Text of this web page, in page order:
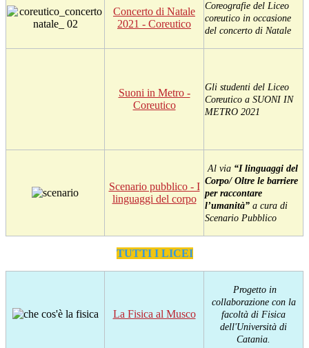
Concerto di Natale
2021 - Coreutico
Coreografie del Liceo
coreutico in occasione
del concerto di Natale
Suoni in Metro -
Coreutico
Gli studenti del Liceo
Coreutico a SUONI IN
METRO 2021
Scenario pubblico - I
linguaggi del corpo
Al via “I linguaggi del
Corpo/ Oltre le barriere
per raccontare
l’umanità” a cura di
Scenario Pubblico
TUTTI I LICEI
La Fisica al Musco
Progetto in
collaborazione con la
facoltà di Fisica
dell'Università di
Catania.